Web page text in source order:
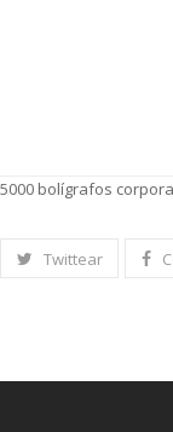
5000 bolígrafos
Twittear